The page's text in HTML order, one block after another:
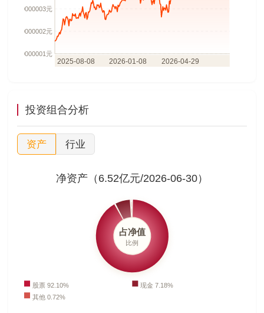
投资组合分析
资产 行业
净资产（6.52亿元/2026-06-30）